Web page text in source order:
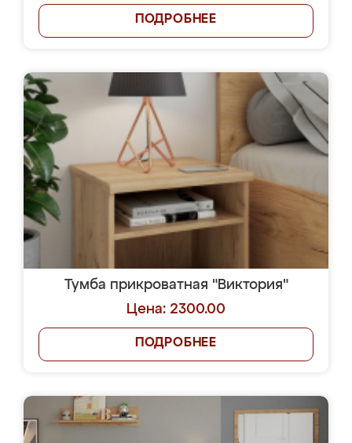
ПОДРОБНЕЕ
Тумба прикроватная "Виктория"
Цена: 2300.00
ПОДРОБНЕЕ